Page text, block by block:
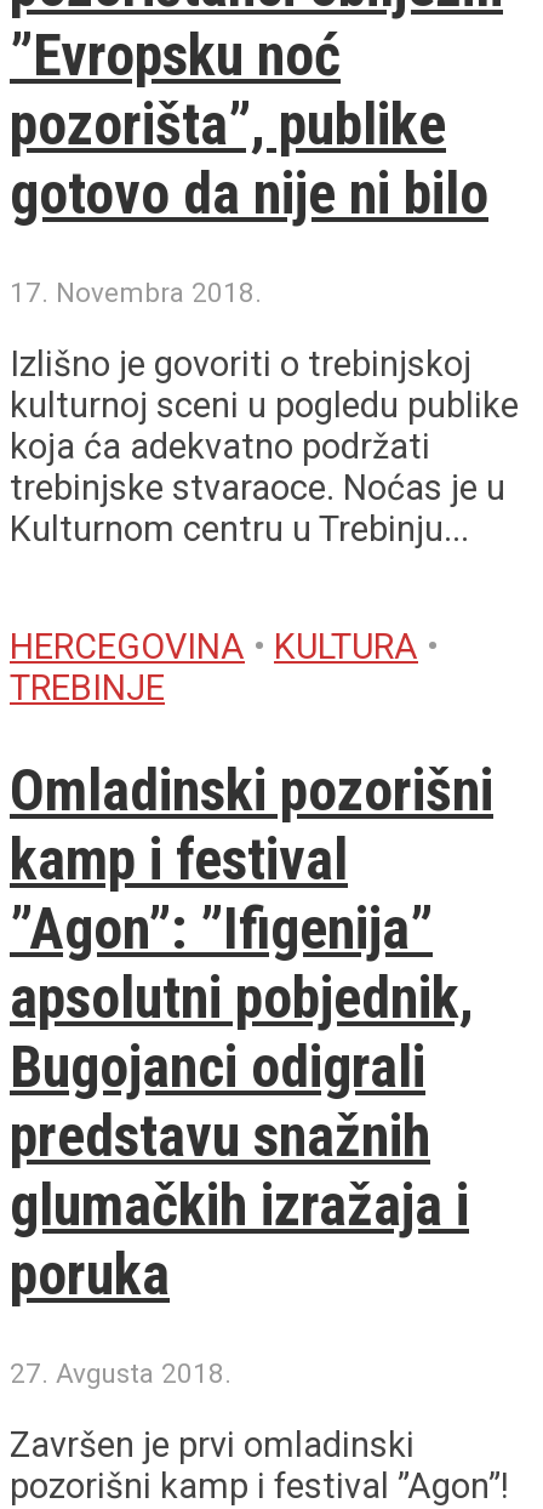
”Evropsku noć
pozorišta”, publike
gotovo da nije ni bilo
17. Novembra 2018.
Izlišno je govoriti o trebinjskoj
kulturnoj sceni u pogledu publike
koja ća adekvatno podržati
trebinjske stvaraoce. Noćas je u
Kulturnom centru u Trebinju...
HERCEGOVINA • KULTURA •
TREBINJE
Omladinski pozorišni
kamp i festival
”Agon”: ”Ifigenija”
apsolutni pobjednik,
Bugojanci odigrali
predstavu snažnih
glumačkih izražaja i
poruka
27. Avgusta 2018.
Završen je prvi omladinski
pozorišni kamp i festival ”Agon”!